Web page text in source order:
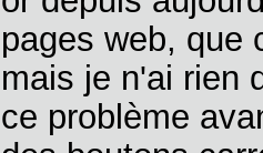
pages web,
mais je n'ai rien
ce problème